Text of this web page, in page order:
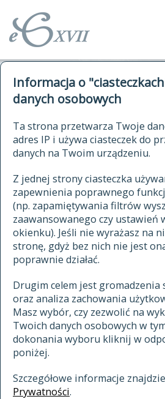
Informacja o
danych osobowych
Ta strona przetwarza Twoje
adres IP i używa ciasteczek do
danych na Twoim urządzeniu.
Z jednej strony ciasteczka
zapewnienia poprawnego
(np. zapamiętywania filtrów
zaawansowanego czy ustawień
okienku). Jeśli nie wyrażasz na
stronę, gdyż bez nich nie jest
poprawnie działać.
Drugim celem jest gromadzenia
oraz analiza zachowania
Masz wybór, czy zezwolić na
Twoich danych osobowych w
dokonania wyboru kliknij w
poniżej.
Szczegółowe informacje
Prywatności.
autorzy Słownika
historia
publikacje
źródła
autorzy tekstów źródłowych
zasady opracowania
statystyki
najnowsze hasła
ostatnio zmodyfikowane hasła
materiały archiwalne
cytowanie
kontakt
kwerendy
jak cytować Słownik
JĘZYKA
XVII I XVIII
znajdź
zaczynające się od